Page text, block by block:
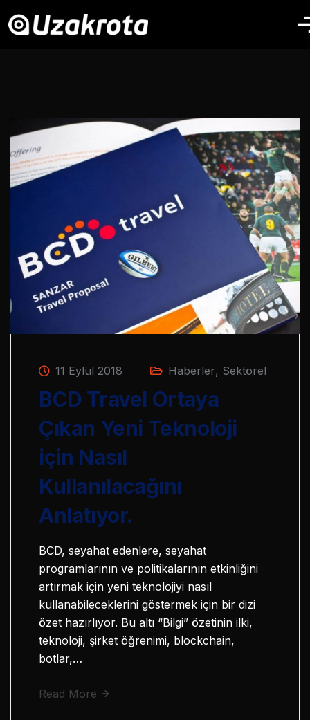
11 Eylül 2018 Haberler, Sektörel
BCD Travel Ortaya
Çıkan Yeni Teknoloji
için Nasıl
Kullanılacağını
Anlatıyor.
BCD, seyahat edenlere, seyahat
programlarının ve politikalarının etkinliğini
artırmak için yeni teknolojiyi nasıl
kullanabileceklerini göstermek için bir dizi
özet hazırlıyor. Bu altı “Bilgi” özetinin ilki,
teknoloji, şirket öğrenimi, blockchain,
botlar,…
Read More